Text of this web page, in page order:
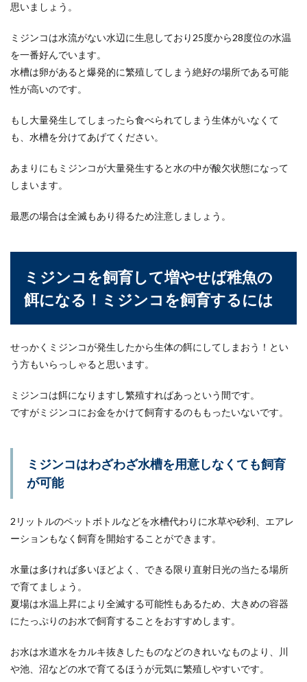
思いましょう。
ミジンコは水流がない水辺に生息しており25度から28度位の水温
を一番好んでいます。
水槽は卵があると爆発的に繁殖してしまう絶好の場所である可能
性が高いのです。
もし大量発生してしまったら食べられてしまう生体がいなくて
も、水槽を分けてあげてください。
あまりにもミジンコが大量発生すると水の中が酸欠状態になって
しまいます。
最悪の場合は全滅もあり得るため注意しましょう。
ミジンコを飼育して増やせば稚魚の
餌になる！ミジンコを飼育するには
せっかくミジンコが発生したから生体の餌にしてしまおう！とい
う方もいらっしゃると思います。
ミジンコは餌になりますし繁殖すればあっという間です。
ですがミジンコにお金をかけて飼育するのももったいないです。
ミジンコはわざわざ水槽を用意しなくても飼育
が可能
2リットルのペットボトルなどを水槽代わりに水草や砂利、エアレ
ーションもなく飼育を開始することができます。
水量は多ければ多いほどよく、できる限り直射日光の当たる場所
で育てましょう。
夏場は水温上昇により全滅する可能性もあるため、大きめの容器
にたっぷりのお水で飼育することをおすすめします。
お水は水道水をカルキ抜きしたものなどのきれいなものより、川
や池、沼などの水で育てるほうが元気に繁殖しやすいです。